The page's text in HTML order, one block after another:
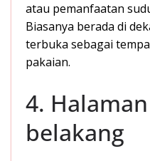
atau pemanfaatan
Biasanya berada di
terbuka sebagai
pakaian.
4.
belakang